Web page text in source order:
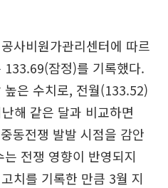
사비원가관리센터에 따르
잠정)를 기록했다.
은 수치로, 전월(133.52)
해 같은 달과 비교하면
동전쟁 발발 시점을 감안
전쟁 영향이 반영되지
치를 기록한 만큼 3월 지